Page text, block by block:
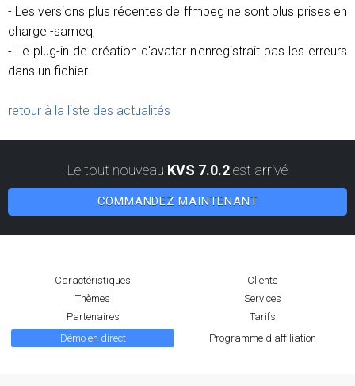
- Les versions plus récentes de ffmpeg ne sont plus prises en
charge -sameq;
- Le plug-in de création d'avatar n'enregistrait pas les erreurs
dans un fichier.
retour à la liste des actualités
Le tout nouveau KVS 7.0.2est arrivé
COMMANDEZ MAINTENANT
Caractéristiques
Clients
Thèmes
Services
Partenaires
Tarifs
Démo en direct
Programme d'affiliation